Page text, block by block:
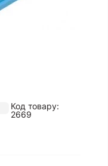
Код товару:
2669